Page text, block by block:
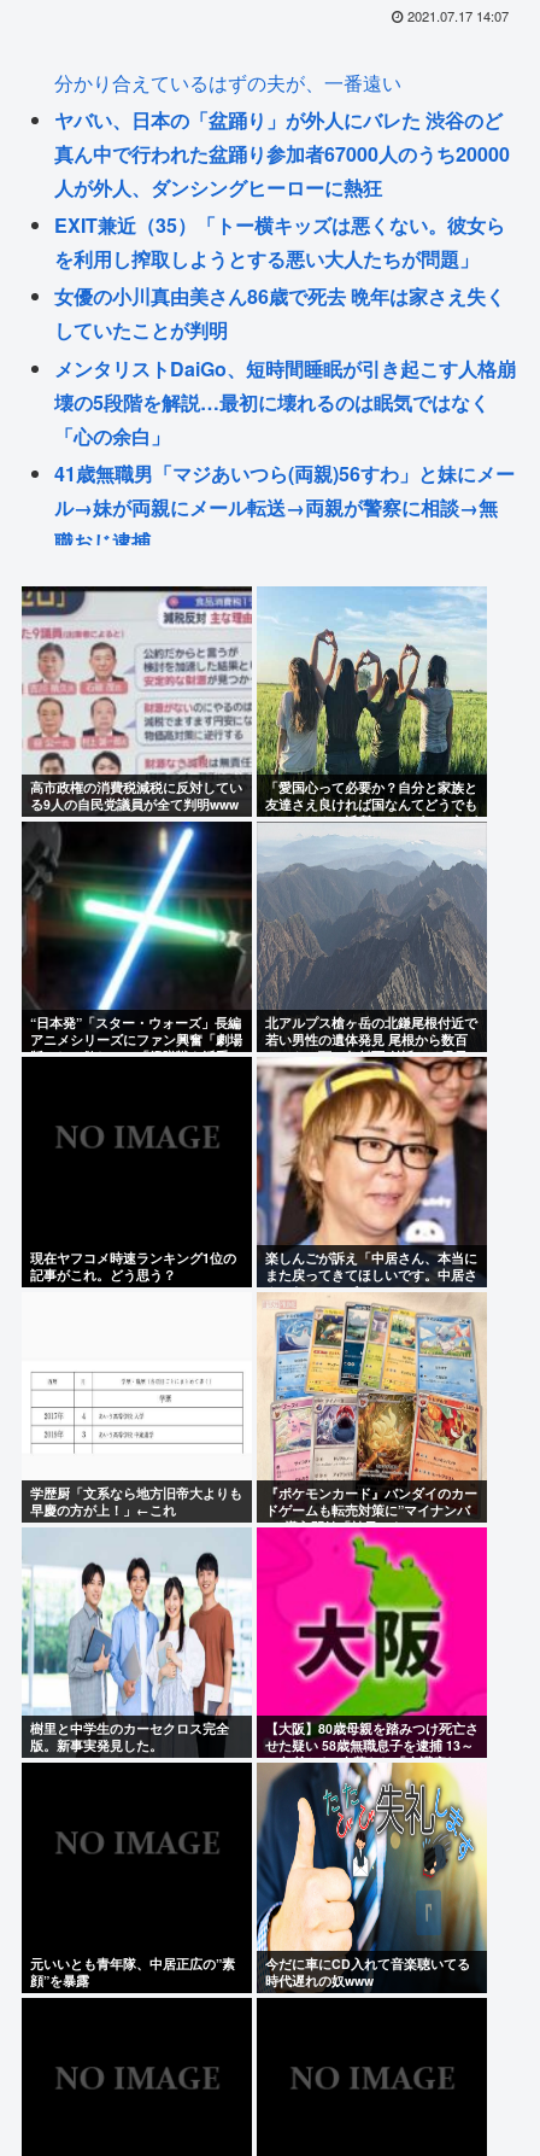
2021.07.17 14:07
分かり合えているはずの夫が、一番遠い
ヤバい、日本の「盆踊り」が外人にバレた 渋谷のど
真ん中で行われた盆踊り参加者67000人のうち20000
人が外人、ダンシングヒーローに熱狂
EXIT兼近（35）「トー横キッズは悪くない。彼女ら
を利用し搾取しようとする悪い大人たちが問題」
女優の小川真由美さん86歳で死去 晩年は家さえ失く
していたことが判明
メンタリストDaiGo、短時間睡眠が引き起こす人格崩
壊の5段階を解説…最初に壊れるのは眠気ではなく
「心の余白」
41歳無職男「マジあいつら(両親)56すわ」と妹にメー
ル→妹が両親にメール転送→両親が警察に相談→無
職おじ逮捕
阿波踊りの踊り手のケツを強調して撮影した動画に
徳島っ子ブチギレ
被爆者さん「わしがケロイドになる前はキムタクそ
っくりたったんじゃ」ハードなギャグをかます
中国、熊本の被災地に10トンの支援物資を黙々と輸
送。大げさプロパガンダ高市との差見せつける
【画像】TWICE・モモ(30)、またしてもエチエチボ
デーを披露www
Powered by livedoor 相互RSS
高市政権の消費税減税に反対してい
る9人の自民党議員が全て判明www
「愛国心って必要か？自分と家族と
友達さえ良ければ国なんてどうでも
いいじゃん。近所のコンビニの方が
まだ大切だわ」7万いいね
“日本発”「スター・ウォーズ」長編
アニメシリーズにファン興奮「劇場
版にして欲しい」「艦隊戦も派手で
北アルプス槍ヶ岳の北鎌尾根付近で
若い男性の遺体発見 尾根から数百
メートル下の急斜面 付近では男子
大学生の行方がわからず
現在ヤフコメ時速ランキング1位の
記事がこれ。どう思う？
楽しんごが訴え「中居さん、本当に
また戻ってきてほしいです。中居さ
んいないテレビは…」
学歴厨「文系なら地方旧帝大よりも
早慶の方が上！」←これ
『ポケモンカード』バンダイのカー
ドゲームも転売対策に”マイナンバ
ー”導入開始「効果テキメン」
樹里と中学生のカーセクロス完全
版。新事実発見した。
【大阪】80歳母親を踏みつけ死亡さ
せた疑い 58歳無職息子を逮捕 13～
14年前から2人暮らし「介護疲れで
日常的に暴行」 岬町
元いいとも青年隊、中居正広の”素
顔”を暴露
今だに車にCD入れて音楽聴いてる
時代遅れの奴www